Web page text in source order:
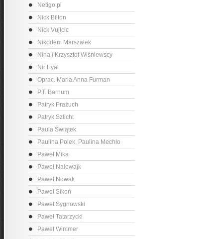
Netigo.pl
Nick Bilton
Nick Vujicic
Nikodem Marszałek
Nina i Krzysztof Wiśniewscy
Nir Eyal
Oprac. Maria Anna Furman
P.T. Barnum
Patryk Prażuch
Patryk Szlicht
Paula Świątek
Paulina Polek, Paulina Mechło
Paweł Mika
Paweł Nalewajk
Paweł Nowak
Paweł Sikoń
Paweł Sygnowski
Paweł Tatarzycki
Paweł Wimmer